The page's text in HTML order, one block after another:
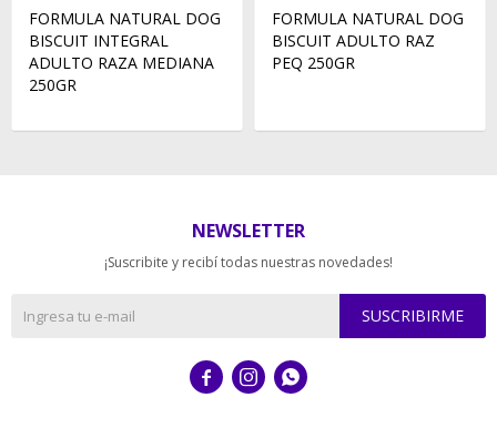
FORMULA NATURAL DOG
BISCUIT INTEGRAL
ADULTO RAZA MEDIANA
250GR
FORMULA NATURAL DOG
BISCUIT ADULTO RAZ
PEQ 250GR
NEWSLETTER
¡Suscribite y recibí todas nuestras novedades!
SUSCRIBIRME
  